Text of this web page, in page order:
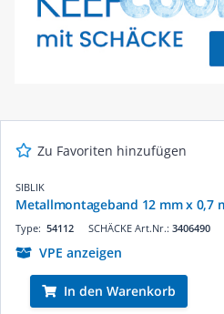
Zu Favoriten hinzufügen
SIBLIK
Metallmontageband 12 mm x 0,7
SCHÄCKE Art.Nr.: 3406490
Type: 54112
VPE anzeigen
In den Warenkorb